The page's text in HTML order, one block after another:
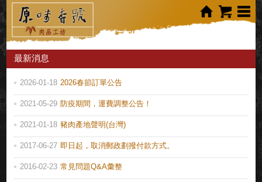
最新消息
2026-01-18 2026春節訂單公告
2021-05-29 防疫期間，運費調整公告！
2021-01-18 豬肉產地聲明(台灣)
2017-06-27 即日起，取消郵政劃撥付款方式。
2016-02-23 常見問題Q&A彙整